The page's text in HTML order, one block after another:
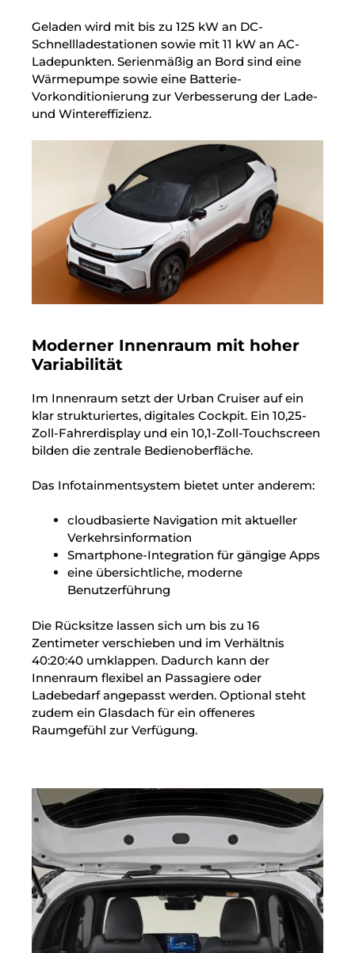
Geladen wird mit bis zu 125 kW an DC-
Schnellladestationen sowie mit 11 kW an AC-
Ladepunkten. Serienmäßig an Bord sind eine
Wärmepumpe sowie eine Batterie-
Vorkonditionierung zur Verbesserung der Lade-
und Wintereffizienz.
Moderner Innenraum mit hoher
Variabilität
Im Innenraum setzt der Urban Cruiser auf ein
klar strukturiertes, digitales Cockpit. Ein 10,25-
Zoll-Fahrerdisplay und ein 10,1-Zoll-Touchscreen
bilden die zentrale Bedienoberfläche.
Das Infotainmentsystem bietet unter anderem:
cloudbasierte Navigation mit aktueller
Verkehrsinformation
Smartphone-Integration für gängige Apps
eine übersichtliche, moderne
Benutzerführung
Die Rücksitze lassen sich um bis zu 16
Zentimeter verschieben und im Verhältnis
40:20:40 umklappen. Dadurch kann der
Innenraum flexibel an Passagiere oder
Ladebedarf angepasst werden. Optional steht
zudem ein Glasdach für ein offeneres
Raumgefühl zur Verfügung.